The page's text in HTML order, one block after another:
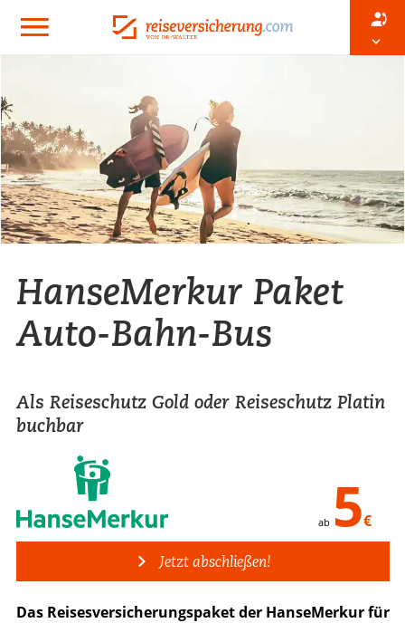
HanseMerkur Paket
Auto-Bahn-Bus
Als Reiseschutz Gold oder Reiseschutz Platin
buchbar
ab 5€
Jetzt abschließen!
Das Reisesversicherungspaket der HanseMerkur für